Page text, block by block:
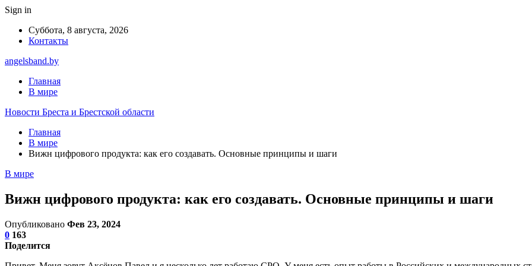
Sign in
Суббота, 8 августа, 2026
Контакты
angelsband.by
Главная
В мире
Новости Бреста и Брестской области
Главная
В мире
Вижн цифрового продукта: как его создавать. Основные принципы и шаги
В мире
Вижн цифрового продукта: как его создавать. Основные принципы и шаги
Опубликовано Фев 23, 2024
0 163
Поделится